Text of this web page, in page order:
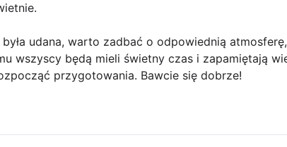
udana, warto zadbać o odpowiednią
wszyscy będą mieli świetny czas i zapamiętają
przygotowania. Bawcie się dobrze!